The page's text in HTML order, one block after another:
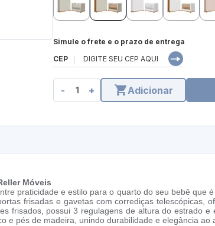
Simule o frete e o prazo de entrega
CEP
- + Adicionar
Móveis
praticidade e estilo para o quarto do seu bebê que
frisadas e gavetas com corrediças telescópicas,
frisados, possui 3 regulagens de altura do estrado
e pés de madeira, unindo durabilidade e elegância ao